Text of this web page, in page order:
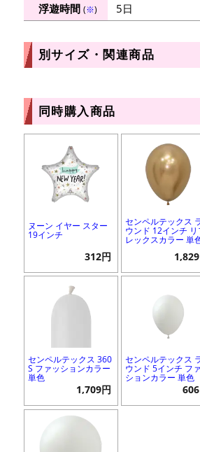
浮遊時間 (※) 5日
別サイズ・関連商品
同時購入商品
ヌーン イヤー スター
19インチ
312円
センペルテックス
ウンド 12インチ リ
レックスカラー 単
センペルテックス 360
S ファッションカラー
単色
1,709円
センペルテックス
ウンド 5インチ フ
ションカラー 単色